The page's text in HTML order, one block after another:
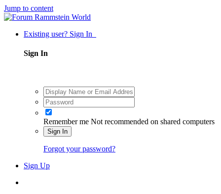
Jump to content
Existing user? Sign In
Sign In
Remember me Not recommended on shared computers
Sign In
Forgot your password?
Sign Up